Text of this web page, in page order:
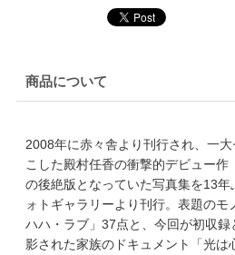
商品について
2008年に赤々舎より刊行され、一
こした殿村任香の衝撃的デビュー作
の後絶版となっていた写真集を13
ォトギャラリーより刊行。表題のモ
ハハ・ラブ」37点と、今回が初収
影された家族のドキュメント「光は